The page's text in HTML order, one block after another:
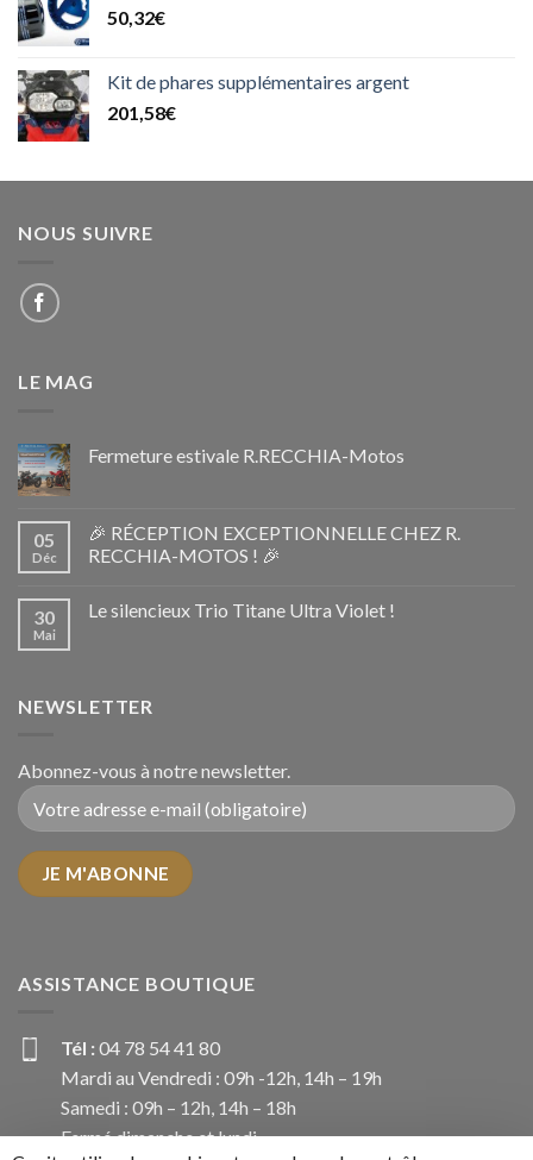
50,32€
Kit de phares supplémentaires argent
201,58€
NOUS SUIVRE
LE MAG
Fermeture estivale R.RECCHIA-Motos
05
Déc
🎉 RÉCEPTION EXCEPTIONNELLE CHEZ R.
RECCHIA-MOTOS ! 🎉
30
Mai
Le silencieux Trio Titane Ultra Violet !
NEWSLETTER
Abonnez-vous à notre newsletter.
ASSISTANCE BOUTIQUE
Tél : 04 78 54 41 80
Mardi au Vendredi : 09h -12h, 14h – 19h
Samedi : 09h – 12h, 14h – 18h
Fermé dimanche et lundi.